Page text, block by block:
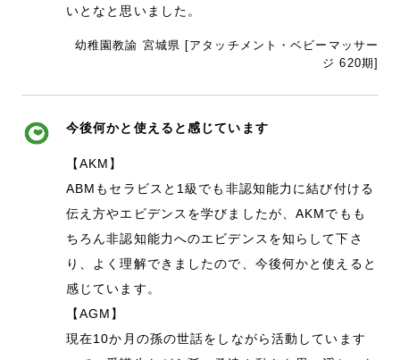
いとなと思いました。
幼稚園教諭 宮城県 [アタッチメント・ベビーマッサー
ジ 620期]
今後何かと使えると感じています
【AKM】
ABMもセラビスと1級でも非認知能力に結び付ける
伝え方やエビデンスを学びましたが、AKMでもも
ちろん非認知能力へのエビデンスを知らして下さ
り、よく理解できましたので、今後何かと使えると
感じています。
【AGM】
現在10か月の孫の世話をしながら活動しています